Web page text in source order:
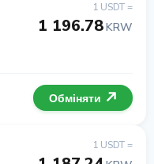
1 USDT =
1 196.78KRW
Обміняти
1 USDT =